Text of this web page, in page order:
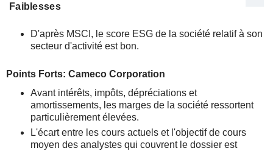
Faiblesses
D'après MSCI, le score ESG de la société relatif à son
secteur d'activité est bon.
Points Forts: Cameco Corporation
Avant intérêts, impôts, dépréciations et
amortissements, les marges de la société ressortent
particulièrement élevées.
L'écart entre les cours actuels et l'objectif de cours
moyen des analystes qui couvrent le dossier est